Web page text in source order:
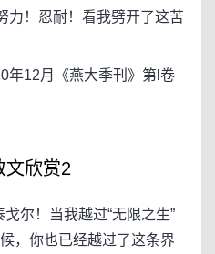
力！忍耐！看我劈开了这苦
12月《燕大季刊》第l卷
文欣赏2
尔！当我越过“无限之生”
你也已经越过了这条界